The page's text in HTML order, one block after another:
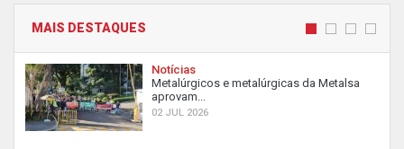
MAIS DESTAQUES
Notícias
Metalúrgicos e metalúrgicas da Metalsa
aprovam...
02 JUL 2026